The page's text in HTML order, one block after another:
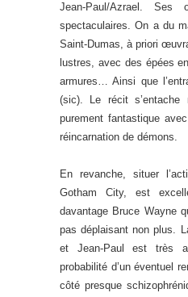
Jean-Paul/Azrael.
spectaculaires. On a du
Saint-Dumas, à priori
lustres, avec des épées
armures… Ainsi que
(sic). Le récit s’entache
purement fantastique
réincarnation de démons.
En revanche, situer
Gotham City, est
davantage Bruce Wayne
pas déplaisant non plus.
et Jean-Paul est très
probabilité d’un éventuel
côté presque